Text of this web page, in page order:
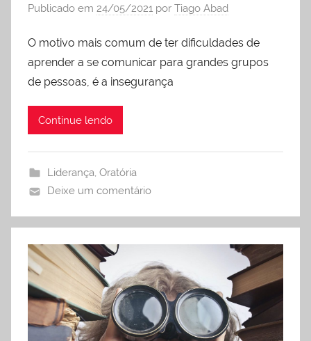
Publicado em 24/05/2021 por Tiago Abad
O motivo mais comum de ter dificuldades de
aprender a se comunicar para grandes grupos
de pessoas, é a insegurança
Continue lendo
Liderança, Oratória
Deixe um comentário